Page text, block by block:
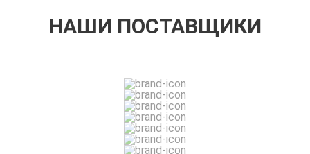
НАШИ ПОСТАВЩИКИ